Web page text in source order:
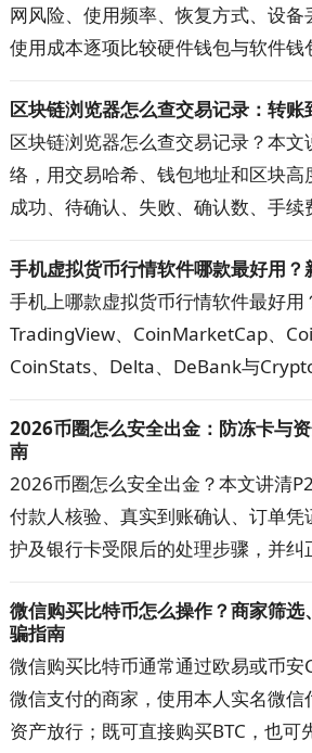
网风险、使用频率、恢复方式、设
使用成本逐项比较硬件钱包与软件钱
及两者组合使用的方法，帮助你按
习惯选择更合适的钱包。
区块链浏览器怎么查交易记录：转
区块链浏览器怎么查交易记录？本
络，用交易哈希、钱包地址和区块
成功、待确认、失败、确认数、手续
核对网络、地址、代币合约和交易
手机虚拟货币行情软件哪款最好用
手机上哪款虚拟货币行情软件最好用
TradingView、CoinMarketCap、
CoinStats、Delta、DeBank与
钱包用户选出主看盘App，并建立更
案。
2026币圈怎么安全出金：防冻卡与
南
2026币圈怎么安全出金？本文讲清
付款人核验、真实到账确认、订单凭
护及银行卡受限后的处理步骤，并纠
误收涉诈款和账户异常的概率，出
完整材料。
微信购买比特币怎么操作？商家筛
骗指南
微信购买比特币通常通过欧易或币安
微信支付的商家，使用本人实名微信
资产放行；既可直接购买BTC，也可